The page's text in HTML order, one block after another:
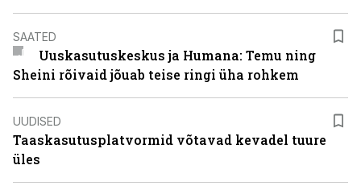
SAATED
Uuskasutuskeskus ja Humana: Temu ning
Sheini rõivaid jõuab teise ringi üha rohkem
UUDISED
Taaskasutusplatvormid võtavad kevadel tuure
üles